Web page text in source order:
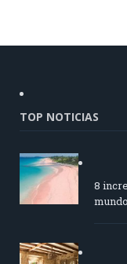
TOP NOTICIAS
8
mundo